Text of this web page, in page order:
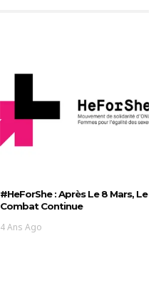
#HeForShe : Après Le 8 Mars, Le
Combat Continue
4 Ans Ago